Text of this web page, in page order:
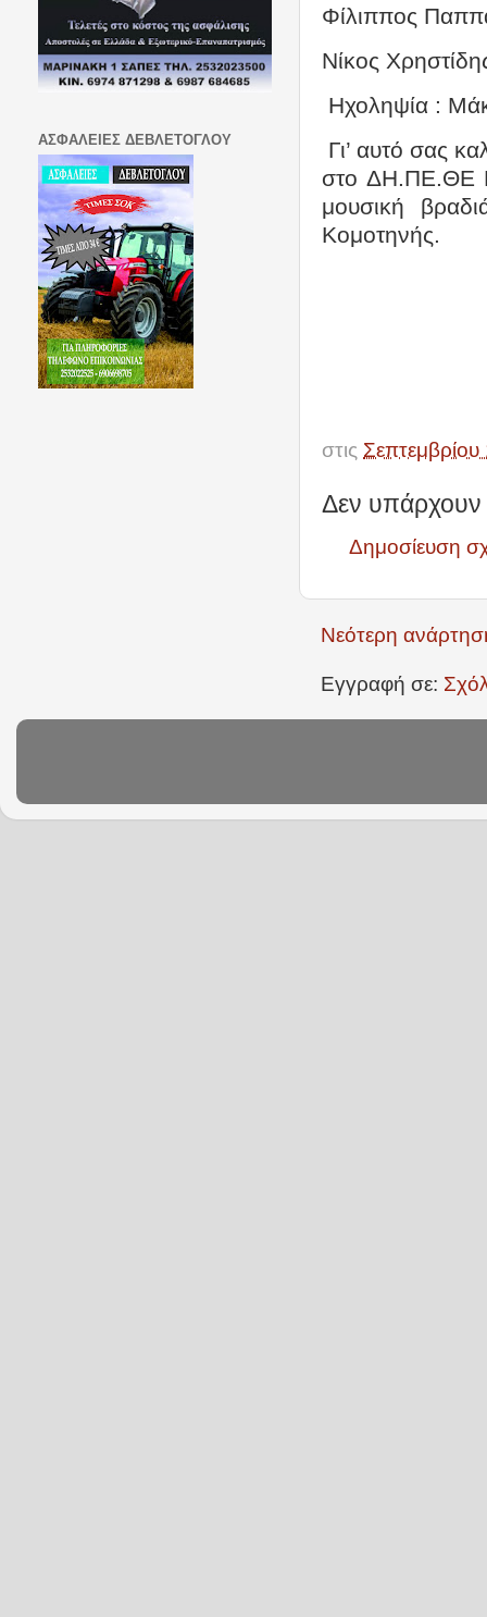
Φίλιππος
Νίκος
Ηχοληψία :
Γι’ αυτό σας
στο ΔΗ.ΠΕ.ΘΕ
μουσική
Κομοτηνής.
στις
Δεν υπάρχουν
Δημοσίευση
Νεότερη
Εγγραφή σε:
ΑΣΦΑΛΕΙΕΣ ΔΕΒΛΕΤΟΓΛΟΥ